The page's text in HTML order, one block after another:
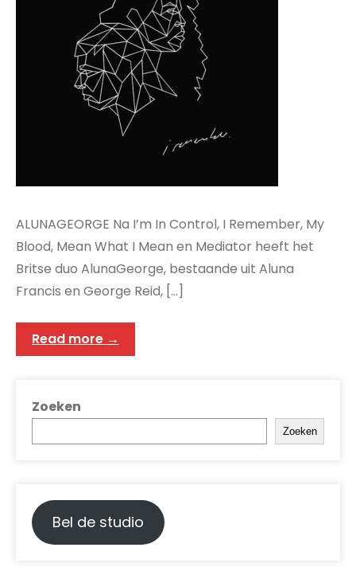
ALUNAGEORGE Na I’m In Control, I Remember, My
Blood, Mean What I Mean en Mediator heeft het
Britse duo AlunaGeorge, bestaande uit Aluna
Francis en George Reid, […]
Read more →
Zoeken
Zoeken
Bel de studio